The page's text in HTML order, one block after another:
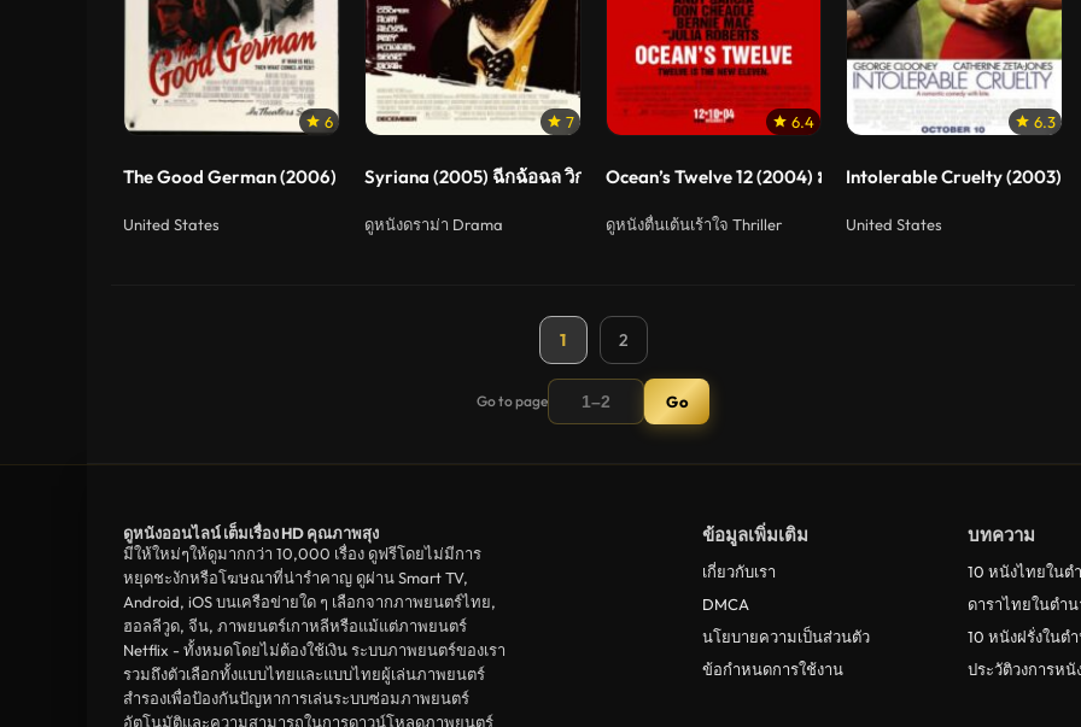
6
The Good German (2006) ภารกิจรักเพลิงสงคราม
United States
7
Syriana (2005) ฉีกฉ้อฉล วิกฤติข้ามโลก
ดูหนังดราม่า Drama
6.4
Ocean’s Twelve 12 (2004) มงกุฎ ปล้นสุดโลก
ดูหนังตื่นเต้นเร้าใจ Thriller
6.3
Intolerable Cruelty (2003)
United States
1 2
Go to page Go
ข้อมูลเพิ่มเติม
เกี่ยวกับเรา
DMCA
นโยบายความเป็นส่วนตัว
ข้อกำหนดการใช้งาน
บทความ
10 หนังไทยในต
ดาราไทยในตำ
10 หนังฝรั่งในต
ประวัติวงการหนั
ดูหนังออนไลน์ เต็มเรื่อง HD คุณภาพสุง
มีให้ใหม่ๆให้ดูมากกว่า 10,000 เรื่อง ดูฟรีโดยไม่มีการ
หยุดชะงักหรือโฆษณาที่น่ารำคาญ ดูผ่าน Smart TV,
Android, iOS บนเครือข่ายใด ๆ เลือกจากภาพยนตร์ไทย,
ฮอลลีวูด, จีน, ภาพยนตร์เกาหลีหรือแม้แต่ภาพยนตร์
Netflix - ทั้งหมดโดยไม่ต้องใช้เงิน ระบบภาพยนตร์ของเรา
รวมถึงตัวเลือกทั้งแบบไทยและแบบไทยผู้เล่นภาพยนตร์
สำรองเพื่อป้องกันปัญหาการเล่นระบบซ่อมภาพยนตร์
อัตโนมัติและความสามารถในการดาวน์โหลดภาพยนตร์